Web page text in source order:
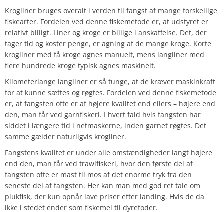
Krogliner bruges overalt i verden til fangst af mange forskellige
fiskearter. Fordelen ved denne fiskemetode er, at udstyret er
relativt billigt. Liner og kroge er billige i anskaffelse. Det, der
tager tid og koster penge, er agning af de mange kroge. Korte
krogliner med få kroge agnes manuelt, mens langliner med
flere hundrede kroge typisk agnes maskinelt.
Kilometerlange langliner er så tunge, at de kræver maskinkraft
for at kunne sættes og røgtes. Fordelen ved denne fiskemetode
er, at fangsten ofte er af højere kvalitet end ellers – højere end
den, man får ved garnfiskeri. I hvert fald hvis fangsten har
siddet i længere tid i netmaskerne, inden garnet røgtes. Det
samme gælder naturligvis krogliner.
Fangstens kvalitet er under alle omstændigheder langt højere
end den, man får ved trawlfiskeri, hvor den første del af
fangsten ofte er mast til mos af det enorme tryk fra den
seneste del af fangsten. Her kan man med god ret tale om
plukfisk, der kun opnår lave priser efter landing. Hvis de da
ikke i stedet ender som fiskemel til dyrefoder.